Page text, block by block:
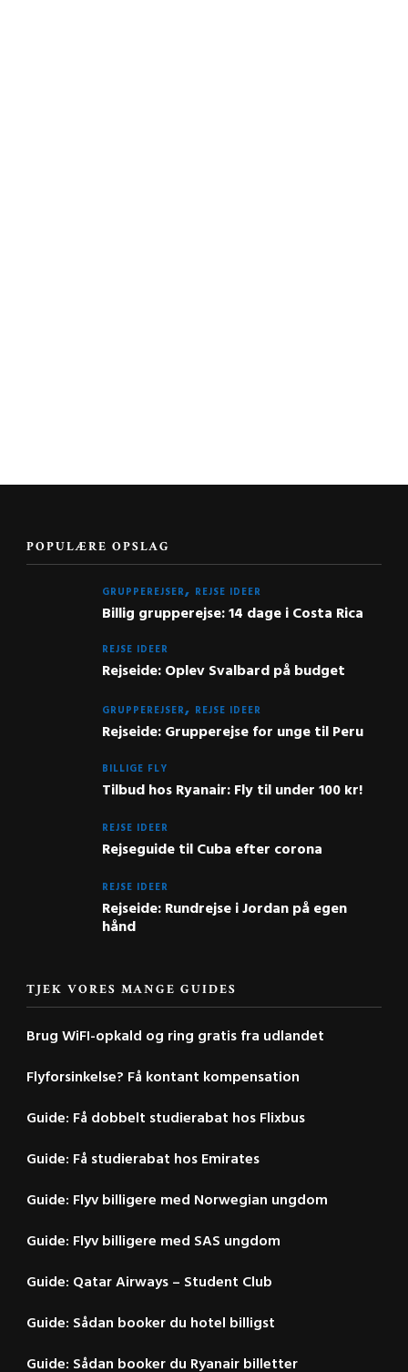
POPULÆRE OPSLAG
GRUPPEREJSER REJSE IDEER
Billig grupperejse: 14 dage i Costa Rica
REJSE IDEER
Rejseide: Oplev Svalbard på budget
GRUPPEREJSER REJSE IDEER
Rejseide: Grupperejse for unge til Peru
BILLIGE FLY
Tilbud hos Ryanair: Fly til under 100 kr!
REJSE IDEER
Rejseguide til Cuba efter corona
REJSE IDEER
Rejseide: Rundrejse i Jordan på egen
hånd
TJEK VORES MANGE GUIDES
Brug WiFI-opkald og ring gratis fra udlandet
Flyforsinkelse? Få kontant kompensation
Guide: Få dobbelt studierabat hos Flixbus
Guide: Få studierabat hos Emirates
Guide: Flyv billigere med Norwegian ungdom
Guide: Flyv billigere med SAS ungdom
Guide: Qatar Airways – Student Club
Guide: Sådan booker du hotel billigst
Guide: Sådan booker du Ryanair billetter